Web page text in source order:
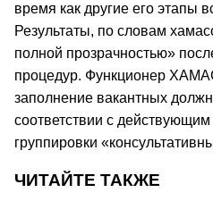
время как другие его этапы
Результаты, по словам
полной прозрачностью»
процедур. Функционер
заполнение вакантных
соответствии с
группировки
ЧИТАЙТЕ ТАКЖЕ